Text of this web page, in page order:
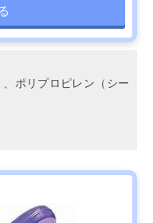
、ポリプロピレン（シー